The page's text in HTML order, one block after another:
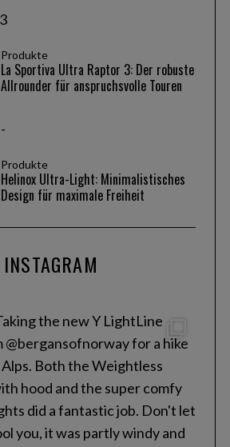
Produkte
La Sportiva Ultra Raptor 3: Der robuste
Allrounder für anspruchsvolle Touren
Produkte
Helinox Ultra-Light: Minimalistisches
Design für maximale Freiheit
INSTAGRAM